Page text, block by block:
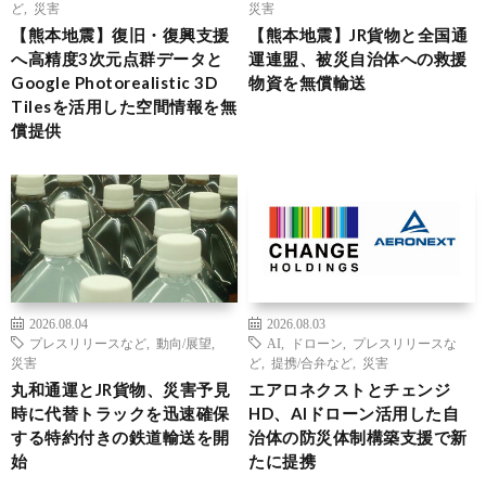
ど
災害
【熊本地震】復旧・復興支援
へ高精度3次元点群データと
Google Photorealistic 3D
Tilesを活用した空間情報を無
償提供
災害
【熊本地震】JR貨物と全国通
運連盟、被災自治体への救援
物資を無償輸送
2026.08.04
プレスリリースなど
動向/展望
災害
丸和通運とJR貨物、災害予見
時に代替トラックを迅速確保
する特約付きの鉄道輸送を開
始
2026.08.03
AI
ドローン
プレスリリースな
ど
提携/合弁など 災害
エアロネクストとチェンジ
HD、AIドローン活用した自
治体の防災体制構築支援で新
たに提携